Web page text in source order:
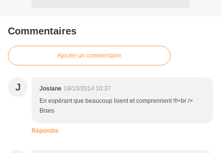
Commentaires
Ajouter un commentaire
J Josiane 18/10/2014 10:37
En espérant que beaucoup lisent et comprennent !!!<br />
Bises
Répondre